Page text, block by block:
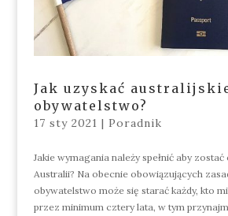
Jak uzyskać
obywatelstwo?
17 sty 2021 | Poradnik
Jakie wymagania należy spełnić aby
Australii? Na obecnie obowiązujących
obywatelstwo może się starać każdy, kto
przez minimum cztery lata, w tym